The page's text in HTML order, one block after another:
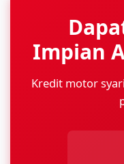
Impian
Kredit motor